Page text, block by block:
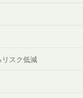
リスク低減